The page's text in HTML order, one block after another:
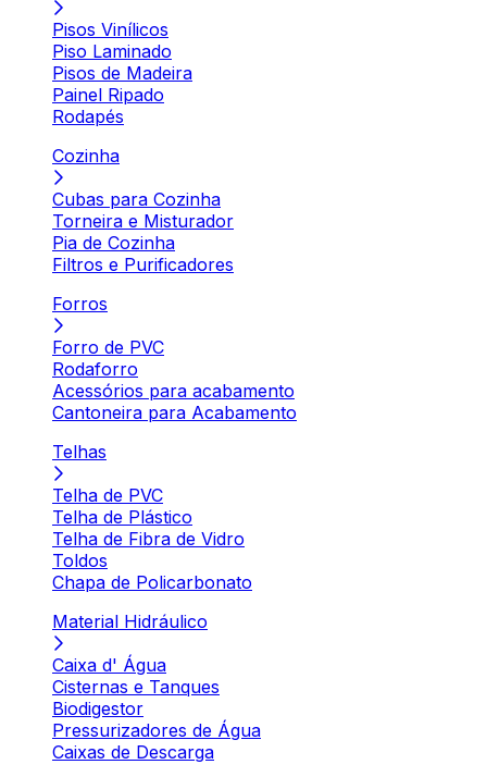
Pisos Vinílicos
Piso Laminado
Pisos de Madeira
Painel Ripado
Rodapés
Cozinha
Cubas para Cozinha
Torneira e Misturador
Pia de Cozinha
Filtros e Purificadores
Forros
Forro de PVC
Rodaforro
Acessórios para acabamento
Cantoneira para Acabamento
Telhas
Telha de PVC
Telha de Plástico
Telha de Fibra de Vidro
Toldos
Chapa de Policarbonato
Material Hidráulico
Caixa d' Água
Cisternas e Tanques
Biodigestor
Pressurizadores de Água
Caixas de Descarga